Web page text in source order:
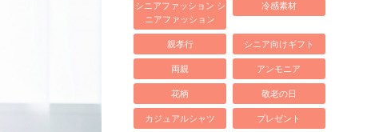
シニアファッション シ
ニアファッション
冷感素材
親孝行 シニア向けギフト
両親 アンモニア
花柄 敬老の日
カジュアルシャツ プレゼント